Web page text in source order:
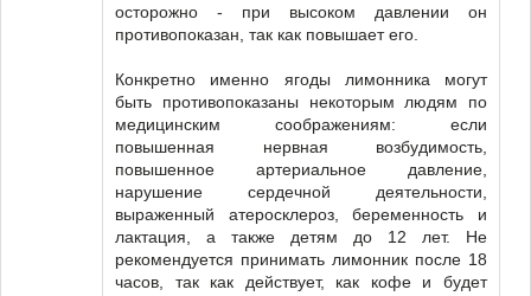
осторожно - при высоком давлении он
противопоказан, так как повышает его.
Конкретно именно ягоды лимонника могут
быть противопоказаны некоторым людям по
медицинским соображениям: если
повышенная нервная возбудимость,
повышенное артериальное давление,
нарушение сердечной деятельности,
выраженный атеросклероз, беременность и
лактация, а также детям до 12 лет. Не
рекомендуется принимать лимонник после 18
часов, так как действует, как кофе и будет